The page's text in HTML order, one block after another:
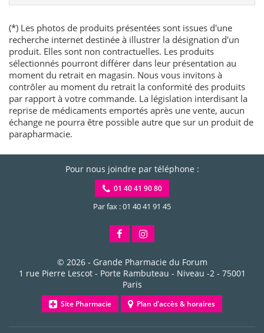
(*) Les photos de produits présentées sont issues d'une
recherche internet destinée à illustrer la désignation d'un
produit. Elles sont non contractuelles. Les produits
sélectionnés pourront différer dans leur présentation au
moment du retrait en magasin. Nous vous invitons à
contrôler au moment du retrait la conformité des produits
par rapport à votre commande. La législation interdisant la
reprise de médicaments emportés après une vente, aucun
échange ne pourra être possible autre que sur un produit de
parapharmacie.
Pour nous joindre par téléphone :
01 40 41 90 80
Par fax : 01 40 41 91 45
© 2026 - Grande Pharmacie du Forum
1 rue Pierre Lescot - Porte Rambuteau - Niveau -2 - 75001
Paris
Site Pharmacie Plan d'accès & horaires